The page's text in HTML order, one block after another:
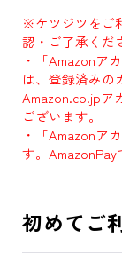
※ケツジツをご
認・ご了承くだ
・「Amazonア
は、登録済みの
Amazon.co.jpア
ございます。
・「Amazonア
す。AmazonPay
初めてご